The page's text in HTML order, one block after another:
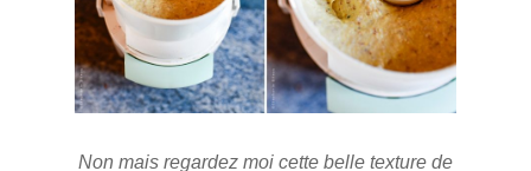
Non mais regardez moi cette belle texture de